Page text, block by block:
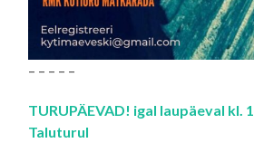
– – – – –
TURUPÄEVAD! igal laupäeval kl.
Taluturul